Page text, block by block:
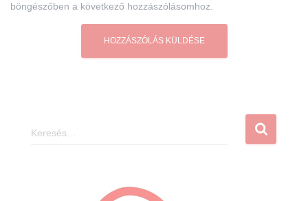
böngészőben a következő hozzászólásomhoz.
K